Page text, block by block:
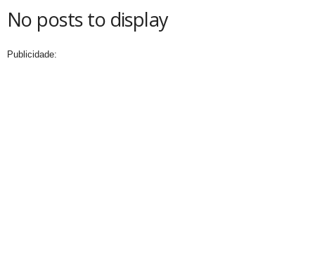
No posts to display
Publicidade: